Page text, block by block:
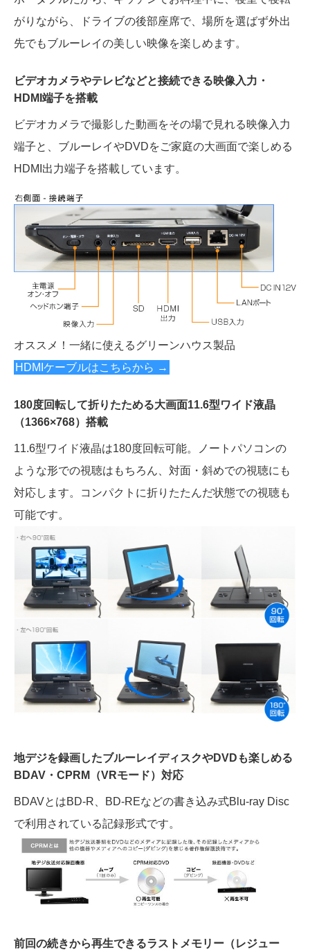
がりながら、ドライブの後部座席で、場所を選ばず外出
先でもブルーレイの美しい映像を楽しめます。
ビデオカメラやテレビなどと接続できる映像入力・
HDMI端子を搭載
ビデオカメラで撮影した動画をその場で見れる映像入力
端子と、ブルーレイやDVDをご家庭の大画面で楽しめる
HDMI出力端子を搭載しています。
オススメ！一緒に使えるグリーンハウス製品
HDMIケーブルはこちらから →
180度回転して折りたためる大画面11.6型ワイド液晶
（1366×768）搭載
11.6型ワイド液晶は180度回転可能。ノートパソコンの
ような形での視聴はもちろん、対面・斜めでの視聴にも
対応します。コンパクトに折りたたんだ状態での視聴も
可能です。
地デジを録画したブルーレイディスクやDVDも楽しめる
BDAV・CPRM（VRモード）対応
BDAVとはBD-R、BD-REなどの書き込み式Blu-ray Disc
で利用されている記録形式です。
前回の続きから再生できるラストメモリー（レジュー